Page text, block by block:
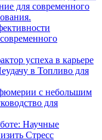
для современного
успеха в карьере
в Топливо для
с небольшим
для
Научные
Стресс